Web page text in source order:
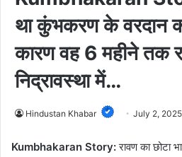
था कुंभकरण के वरदान
कारण वह 6 महीने तक
निद्रावस्था में…
Hindustan Khabar July 2, 2025
Kumbhakaran Story:रावण का छोटा